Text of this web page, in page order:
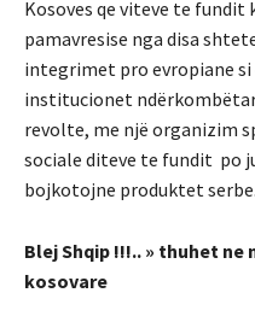
Kosoves qe viteve te fundit
pamavresise nga disa
integrimet pro evropiane
institucionet
revolte, me një organizim
sociale diteve te fundit po
bojkotojne produktet serbe.
Blej Shqip !!!.. » thuhet
kosovare